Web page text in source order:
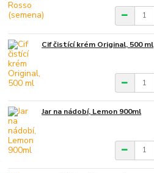
Cif čistící krém Original, 500 ml
Jar na nádobí, Lemon 900ml